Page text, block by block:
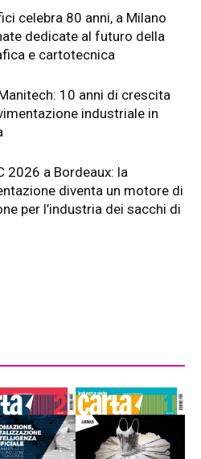
celebra 80 anni, a Milano
dedicate al futuro della
e cartotecnica
10 anni di crescita
industriale in
2026 a Bordeaux: la
diventa un motore di
per l’industria dei sacchi di